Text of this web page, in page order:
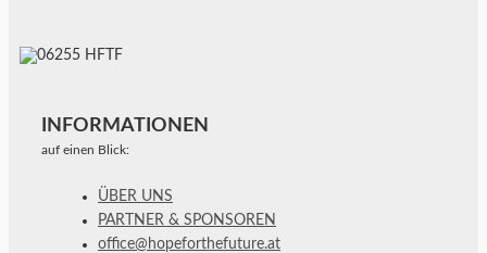
INFORMATIONEN
auf einen Blick:
ÜBER UNS
PARTNER & SPONSOREN
office@hopeforthefuture.at